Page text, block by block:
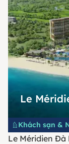
Le
Khách sạn &
Le Méridien Đà